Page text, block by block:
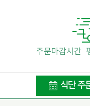
주문마감시간
식단 주